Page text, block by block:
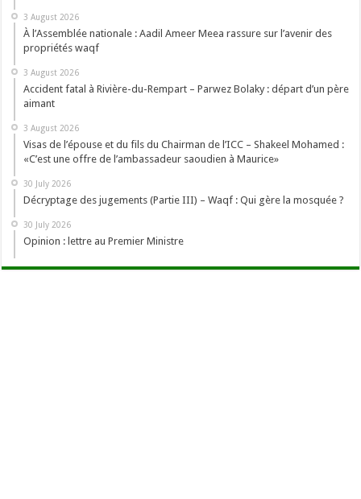
3 August 2026
À l’Assemblée nationale : Aadil Ameer Meea rassure sur l’avenir des
propriétés waqf
3 August 2026
Accident fatal à Rivière-du-Rempart – Parwez Bolaky : départ d’un père
aimant
3 August 2026
Visas de l’épouse et du fils du Chairman de l’ICC – Shakeel Mohamed :
«C’est une offre de l’ambassadeur saoudien à Maurice»
30 July 2026
Décryptage des jugements (Partie III) – Waqf : Qui gère la mosquée ?
30 July 2026
Opinion : lettre au Premier Ministre